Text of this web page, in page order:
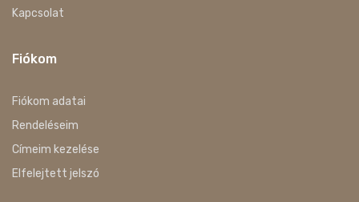
Kapcsolat
Fiókom
Fiókom adatai
Rendeléseim
Címeim kezelése
Elfelejtett jelszó